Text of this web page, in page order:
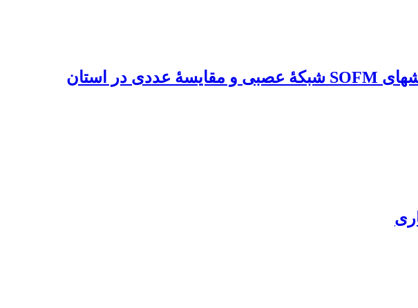
تحلیل سری زمانی شاخص‏های خشکسالی SPTI, SPI, SPEI با استفاده از روش‏های SOFM شبکۀ عصبی و مقایسۀ عددی در استان